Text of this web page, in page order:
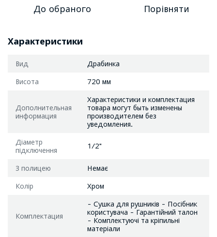
До обраного Порівняти
Характеристики
Вид Драбинка
Висота 720 мм
Дополнительная
информация
Характеристики и комплектация
товара могут быть изменены
производителем без
уведомления.
Діаметр
підключення
1/2"
З полицею Немає
Колір Хром
Комплектация
- Сушка для рушників - Посібник
користувача - Гарантійний талон
- Комплектуючі та кріпильні
матеріали